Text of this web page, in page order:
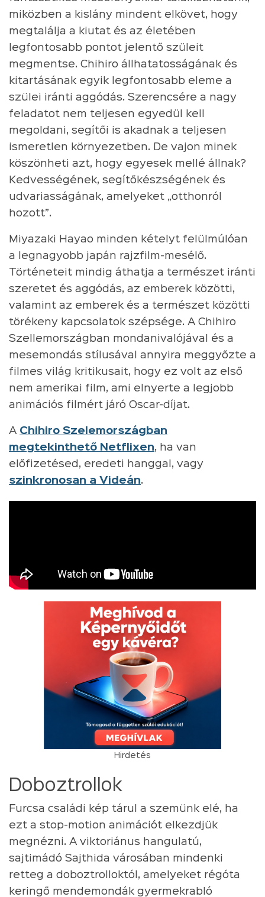
miközben a kislány mindent elkövet, hogy
megtalálja a kiutat és az életében
legfontosabb pontot jelentő szüleit
megmentse. Chihiro állhatatosságának és
kitartásának egyik legfontosabb eleme a
szülei iránti aggódás. Szerencsére a nagy
feladatot nem teljesen egyedül kell
megoldani, segítői is akadnak a teljesen
ismeretlen környezetben. De vajon minek
köszönheti azt, hogy egyesek mellé állnak?
Kedvességének, segítőkészségének és
udvariasságának, amelyeket „otthonról
hozott”.
Miyazaki Hayao minden kételyt felülmúlóan
a legnagyobb japán rajzfilm-mesélő.
Történeteit mindig áthatja a természet iránti
szeretet és aggódás, az emberek közötti,
valamint az emberek és a természet közötti
törékeny kapcsolatok szépsége. A Chihiro
Szellemországban mondanivalójával és a
mesemondás stílusával annyira meggyőzte a
filmes világ kritikusait, hogy ez volt az első
nem amerikai film, ami elnyerte a legjobb
animációs filmért járó Oscar-díjat.
A Chihiro Szelemországban
megtekinthető Netflixen, ha van
előfizetésed, eredeti hanggal, vagy
szinkronosan a Videán.
Hirdetés
Doboztrollok
Furcsa családi kép tárul a szemünk elé, ha
ezt a stop-motion animációt elkezdjük
megnézni. A viktoriánus hangulatú,
sajtimádó Sajthida városában mindenki
retteg a doboztrolloktól, amelyeket régóta
keringő mendemondák gyermekrabló